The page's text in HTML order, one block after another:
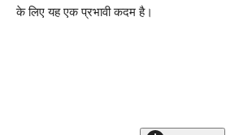
के लिए यह एक प्रभावी कदम है।